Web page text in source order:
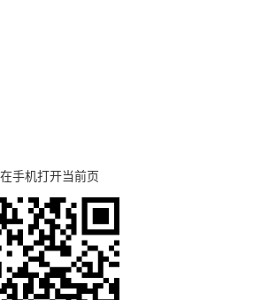
手机打开当前页